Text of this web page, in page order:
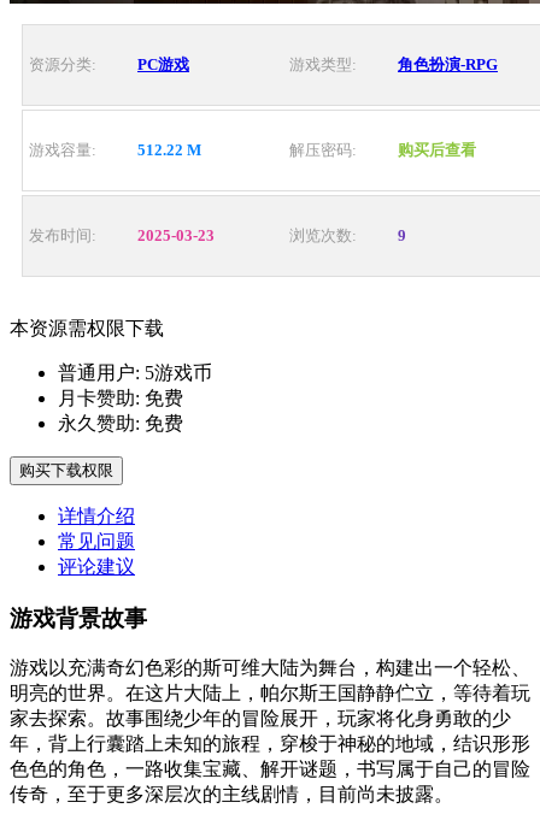
资源分类: PC游戏 游戏类型: 角色扮演-RPG
游戏容量: 512.22 M 解压密码: 购买后查看
发布时间: 2025-03-23 浏览次数: 9
本资源需权限下载
普通用户: 5游戏币
月卡赞助: 免费
永久赞助: 免费
购买下载权限
详情介绍
常见问题
评论建议
游戏背景故事
游戏以充满奇幻色彩的斯可维大陆为舞台，构建出一个轻松、
明亮的世界。在这片大陆上，帕尔斯王国静静伫立，等待着玩
家去探索。故事围绕少年的冒险展开，玩家将化身勇敢的少
年，背上行囊踏上未知的旅程，穿梭于神秘的地域，结识形形
色色的角色，一路收集宝藏、解开谜题，书写属于自己的冒险
传奇，至于更多深层次的主线剧情，目前尚未披露。